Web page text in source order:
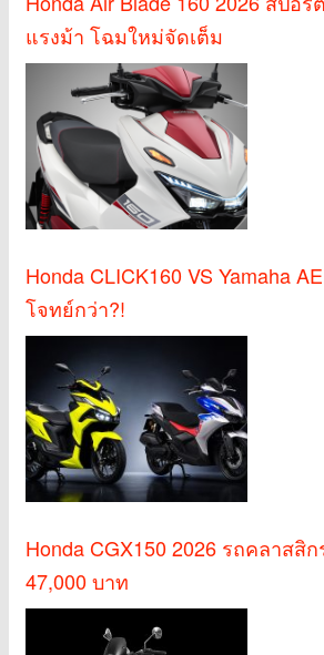
แรงม้า โฉมใหม่จัดเต็ม
Honda CLICK160 VS Yamaha
โจทย์กว่า?!
Honda CGX150 2026 รถคลาสสิ
47,000 บาท